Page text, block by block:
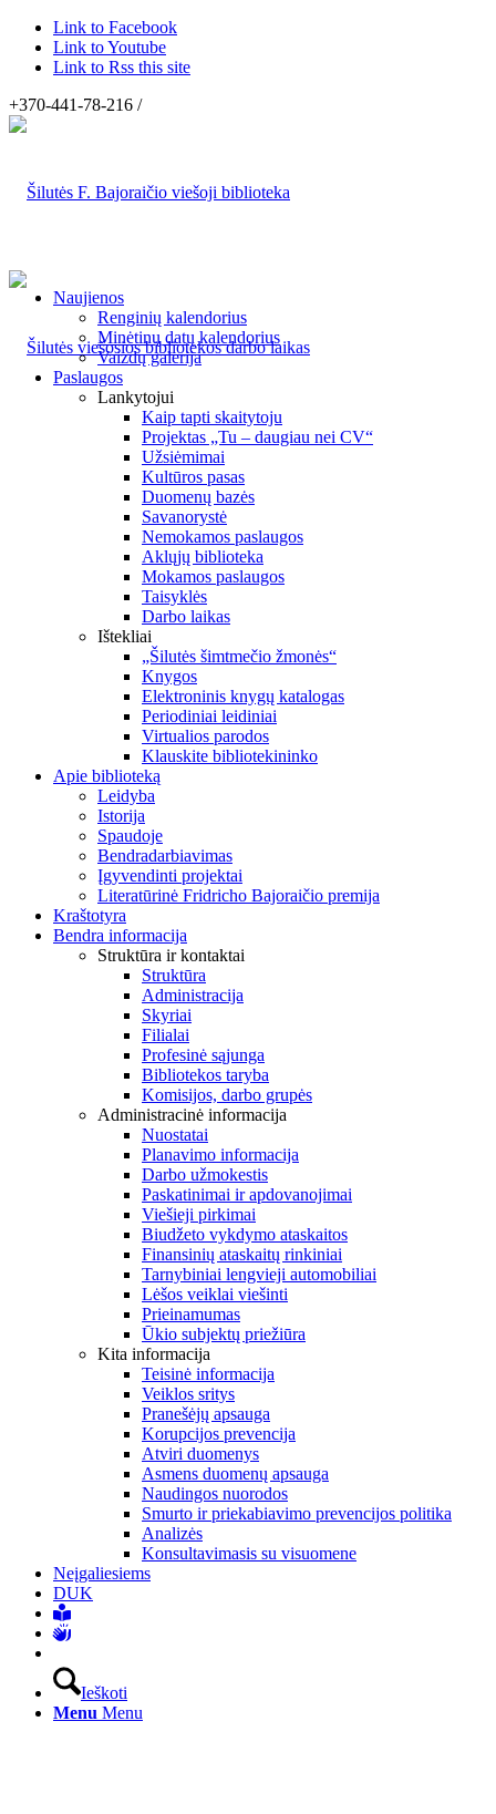
Link to Facebook
Link to Youtube
Link to Rss this site
+370-441-78-216 /
Naujienos
Renginių kalendorius
Minėtinų datų kalendorius
Vaizdų galerija
Paslaugos
Lankytojui
Kaip tapti skaitytoju
Projektas „Tu – daugiau nei CV“
Užsiėmimai
Kultūros pasas
Duomenų bazės
Savanorystė
Nemokamos paslaugos
Aklųjų biblioteka
Mokamos paslaugos
Taisyklės
Darbo laikas
Ištekliai
„Šilutės šimtmečio žmonės“
Knygos
Elektroninis knygų katalogas
Periodiniai leidiniai
Virtualios parodos
Klauskite bibliotekininko
Apie biblioteką
Leidyba
Istorija
Spaudoje
Bendradarbiavimas
Įgyvendinti projektai
Literatūrinė Fridricho Bajoraičio premija
Kraštotyra
Bendra informacija
Struktūra ir kontaktai
Struktūra
Administracija
Skyriai
Filialai
Profesinė sąjunga
Bibliotekos taryba
Komisijos, darbo grupės
Administracinė informacija
Nuostatai
Planavimo informacija
Darbo užmokestis
Paskatinimai ir apdovanojimai
Viešieji pirkimai
Biudžeto vykdymo ataskaitos
Finansinių ataskaitų rinkiniai
Tarnybiniai lengvieji automobiliai
Lėšos veiklai viešinti
Prieinamumas
Ūkio subjektų priežiūra
Kita informacija
Teisinė informacija
Veiklos sritys
Pranešėjų apsauga
Korupcijos prevencija
Atviri duomenys
Asmens duomenų apsauga
Naudingos nuorodos
Smurto ir priekabiavimo prevencijos politika
Analizės
Konsultavimasis su visuomene
Neįgaliesiems
DUK
Ieškoti
Menu Menu